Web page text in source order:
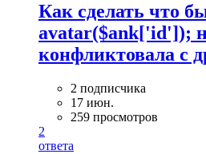
Как сделать что
avatar($ank['id']);
конфликтовала с
2 подписчика
17 июн.
259 просмотров
2
ответа